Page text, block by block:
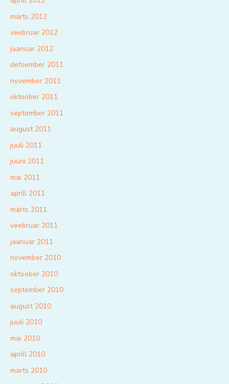
märts 2012
veebruar 2012
jaanuar 2012
detsember 2011
november 2011
oktoober 2011
september 2011
august 2011
juuli 2011
juuni 2011
mai 2011
aprill 2011
märts 2011
veebruar 2011
jaanuar 2011
november 2010
oktoober 2010
september 2010
august 2010
juuli 2010
mai 2010
aprill 2010
märts 2010